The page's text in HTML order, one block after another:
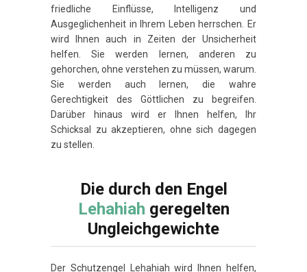
friedliche Einflüsse, Intelligenz und
Ausgeglichenheit in Ihrem Leben herrschen. Er
wird Ihnen auch in Zeiten der Unsicherheit
helfen. Sie werden lernen, anderen zu
gehorchen, ohne verstehen zu müssen, warum.
Sie werden auch lernen, die wahre
Gerechtigkeit des Göttlichen zu begreifen.
Darüber hinaus wird er Ihnen helfen, Ihr
Schicksal zu akzeptieren, ohne sich dagegen
zu stellen.
Die durch den Engel
Lehahiah geregelten
Ungleichgewichte
Der Schutzengel Lehahiah wird Ihnen helfen,